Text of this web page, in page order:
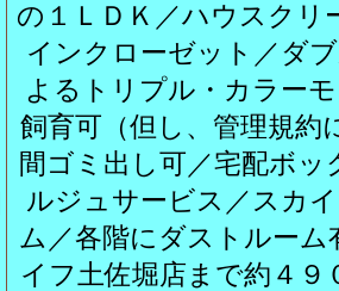
の１ＬＤＫ／ハウスクリ
インクローゼット／ダ
よるトリプル・カラー
飼育可（但し、管理規約
間ゴミ出し可／宅配ボ
ルジュサービス／スカ
ム／各階にダストルーム
イフ土佐堀店まで約４